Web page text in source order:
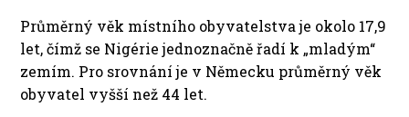
Průměrný věk místního obyvatelstva je okolo 17,9
let, čímž se Nigérie jednoznačně řadí k „mladým“
zemím. Pro srovnání je v Německu průměrný věk
obyvatel vyšší než 44 let.